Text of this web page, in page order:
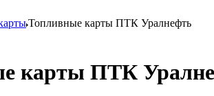
Топливные карты ПТК Уралнефть
карты ПТК